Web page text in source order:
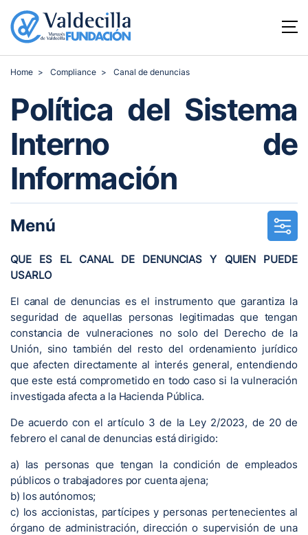
Home Compliance Canal de denuncias
Política del Sistema
Interno de
Información
Menú
QUE ES EL CANAL DE DENUNCIAS Y QUIEN PUEDE
USARLO
El canal de denuncias es el instrumento que garantiza la
seguridad de aquellas personas legitimadas que tengan
constancia de vulneraciones no solo del Derecho de la
Unión, sino también del resto del ordenamiento jurídico
que afecten directamente al interés general, entendiendo
que este está comprometido en todo caso si la vulneración
investigada afecta a la Hacienda Pública.
De acuerdo con el artículo 3 de la Ley 2/2023, de 20 de
febrero el canal de denuncias está dirigido:
a) las personas que tengan la condición de empleados
públicos o trabajadores por cuenta ajena;
b) los autónomos;
c) los accionistas, partícipes y personas pertenecientes al
órgano de administración, dirección o supervisión de una